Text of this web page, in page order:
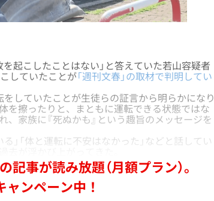
起こしたことはない」と答えていた若山容疑者
していたことが「週刊文春」の取材で判明してい
していたことが生徒らの証言から明らかになり
を擦ったりと、まともに運転できる状態ではな
家族に『死ぬかも』という趣旨のメッセージを
」「体と運転に不安はなかった」などと話してい
事が読み放題（月額プラン）。
ンペーン中！